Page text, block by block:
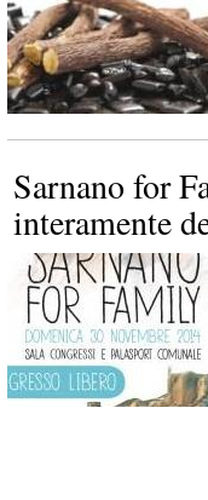
Sarnano for
interamente